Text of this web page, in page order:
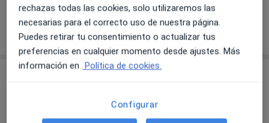
Varimed - Elche
c/ Jorge Juan, 49, Elche 03201
4 opiniones
rechazas todas las cookies, solo utilizaremos las
necesarias para el correcto uso de nuestra página.
Puedes retirar tu consentimiento o actualizar tus
preferencias en cualquier momento desde ajustes. Más
información en Política de cookies.
Configurar